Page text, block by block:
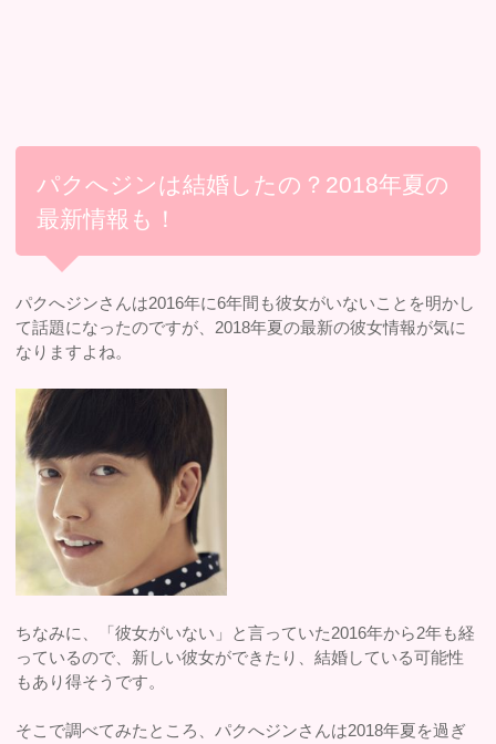
パクへジンは結婚したの？2018年夏の
最新情報も！
パクへジンさんは2016年に6年間も彼女がいないことを明かし
て話題になったのですが、2018年夏の最新の彼女情報が気に
なりますよね。
ちなみに、「彼女がいない」と言っていた2016年から2年も経
っているので、新しい彼女ができたり、結婚している可能性
もあり得そうです。
そこで調べてみたところ、パクへジンさんは2018年夏を過ぎ